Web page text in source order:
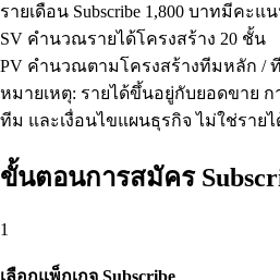
รายเดือน Subscribe 1,800 บาทมีคะแน
SV คำนวณรายได้โครงสร้าง 20 ชั้น
PV คำนวณตามโครงสร้างทีมหลัก /
หมายเหตุ: รายได้ขึ้นอยู่กับยอดขาย
ทีม และเงื่อนไขแผนธุรกิจ ไม่ใช่ราย
ขั้นตอนการสมัคร
1